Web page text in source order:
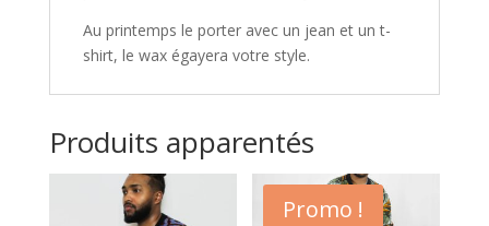
Au printemps le porter avec un jean et un t-
shirt, le wax égayera votre style.
Produits apparentés
Promo !